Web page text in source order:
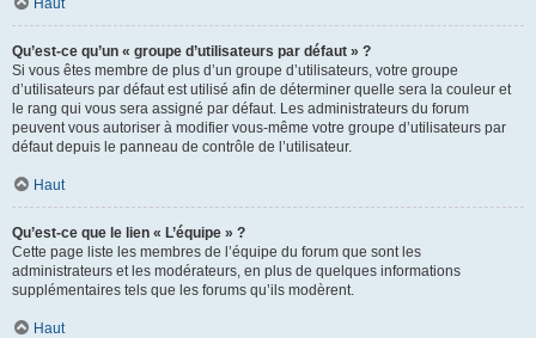
Haut
Qu’est-ce qu’un « groupe d’utilisateurs par défaut » ?
Si vous êtes membre de plus d’un groupe d’utilisateurs, votre groupe
d’utilisateurs par défaut est utilisé afin de déterminer quelle sera la couleur et
le rang qui vous sera assigné par défaut. Les administrateurs du forum
peuvent vous autoriser à modifier vous-même votre groupe d’utilisateurs par
défaut depuis le panneau de contrôle de l’utilisateur.
Haut
Qu’est-ce que le lien « L’équipe » ?
Cette page liste les membres de l’équipe du forum que sont les
administrateurs et les modérateurs, en plus de quelques informations
supplémentaires tels que les forums qu’ils modèrent.
Haut